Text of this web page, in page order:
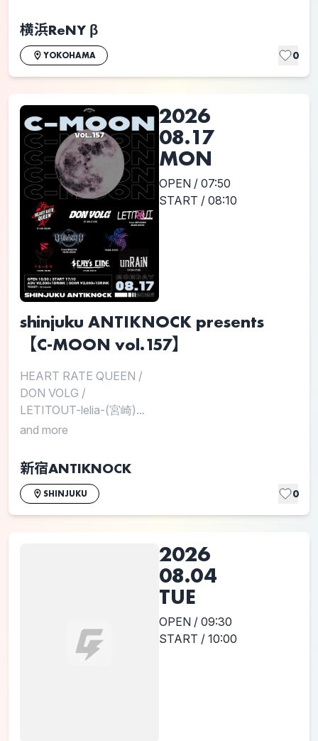
横浜ReNY β
YOKOHAMA 0
2026
08.17
MON
OPEN / 07:50
START / 08:10
shinjuku ANTIKNOCK presents
【C-MOON vol.157】
HEART RATE QUEEN /
DON VOLG /
LETITOUT-lelia-(宮崎)...
and more
新宿ANTIKNOCK
SHINJUKU 0
2026
08.04
TUE
OPEN / 09:30
START / 10:00